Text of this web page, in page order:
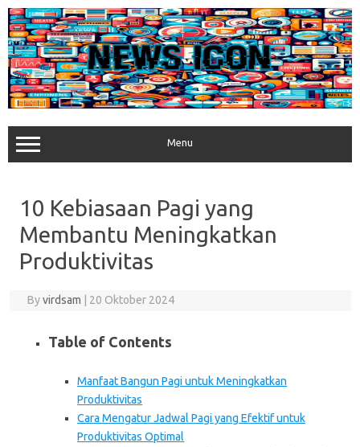
Skip
to
content
Menu
10 Kebiasaan Pagi yang
Membantu Meningkatkan
Produktivitas
Byvirdsam 20 Oktober 2024
Table of Contents
Manfaat Bangun Pagi untuk Meningkatkan
Produktivitas
Cara Mengatur Jadwal Pagi yang Efektif untuk
Produktivitas Optimal